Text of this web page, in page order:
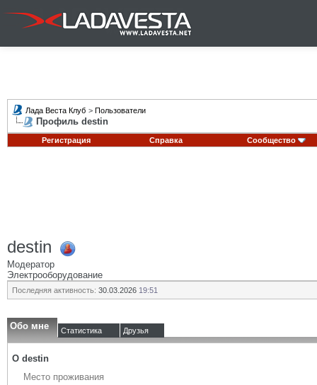
Лада Веста Клуб > Пользователи
Профиль destin
Регистрация Справка Сообщество
destin
Модератор
Электрооборудование
Последняя активность: 30.03.2026 19:51
Обо мне Статистика Друзья
О destin
Место проживания